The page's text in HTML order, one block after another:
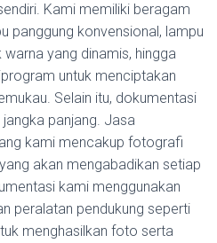
Kami memiliki beragam
panggung konvensional, lampu
yang dinamis, hingga
untuk menciptakan
Selain itu, dokumentasi
panjang. Jasa
kami mencakup fotografi
akan mengabadikan setiap
kami menggunakan
peralatan pendukung seperti
menghasilkan foto serta